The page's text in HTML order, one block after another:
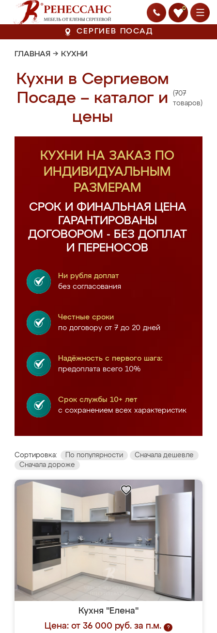
0
СЕРГИЕВ ПОСАД
ГЛАВНАЯ → КУХНИ
Кухни в Сергиевом
Посаде – каталог и
цены
(707
товаров)
КУХНИ НА ЗАКАЗ ПО
ИНДИВИДУАЛЬНЫМ
РАЗМЕРАМ
СРОК И ФИНАЛЬНАЯ ЦЕНА
ГАРАНТИРОВАНЫ
ДОГОВОРОМ - БЕЗ ДОПЛАТ
И ПЕРЕНОСОВ
Ни рубля доплат
без согласования
Честные сроки
по договору от 7 до 20 дней
Надёжность с первого шага:
предоплата всего 10%
Срок службы 10+ лет
с сохранением всех характеристик
Сортировка: По популярности
Сначала дешевле
Сначала дороже
Кухня "Елена"
Цена: от 36 000 руб. за п.м.
?